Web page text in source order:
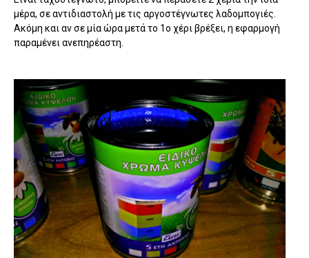
μέρα, σε αντιδιαστολή με τις αργοστέγνωτες λαδομπογιές.
Ακόμη και αν σε μία ώρα μετά το 1ο χέρι βρέξει, η εφαρμογή
παραμένει ανεπηρέαστη.